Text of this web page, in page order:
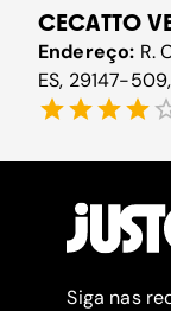
CECATTO
Endereço: R.
ES, 29147-
Siga nas